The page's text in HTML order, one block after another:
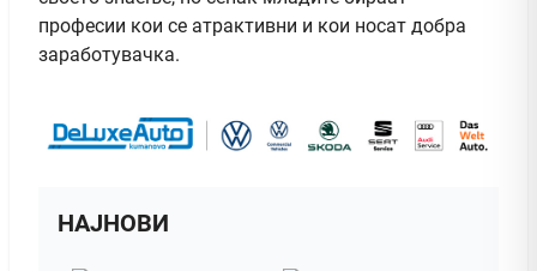
професии кои се атрактивни и кои носат добра
заработувачка.
НАЈНОВИ